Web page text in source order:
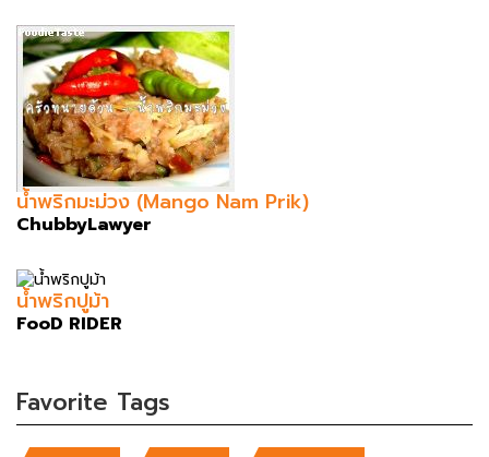
น้ำพริกมะม่วง (Mango Nam Prik)
ChubbyLawyer
น้ำพริกปูม้า
FooD RIDER
Favorite Tags